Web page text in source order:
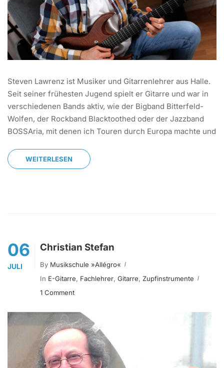
Steven Lawrenz ist Musiker und Gitarrenlehrer aus Halle.
Seit seiner frühesten Jugend spielt er Gitarre und war in
verschiedenen Bands aktiv, wie der Bigband Bitterfeld-
Wolfen, der Rockband Blacktoothed oder der Jazzband
BOSSAria, mit denen ich Touren durch Europa machte und
WEITERLESEN
06
JULI
Christian Stefan
By Musikschule »allégro«
In E-Gitarre, Fachlehrer, Gitarre, Zupfinstrumente
1 Comment